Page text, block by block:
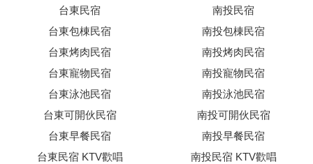
台東民宿
台東包棟民宿
台東烤肉民宿
台東寵物民宿
台東泳池民宿
台東可開伙民宿
台東早餐民宿
台東民宿 KTV歡唱
南投民宿
南投包棟民宿
南投烤肉民宿
南投寵物民宿
南投泳池民宿
南投可開伙民宿
南投早餐民宿
南投民宿 KTV歡唱